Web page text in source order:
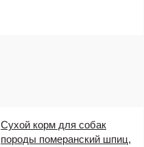
Сухой корм для собак
породы померанский шпиц,